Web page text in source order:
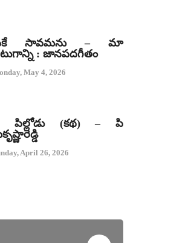
సావమను – మా
: జానపదగీతం
May 4, 2026
పిల్లోడు (కథ) – పి
April 26, 2026